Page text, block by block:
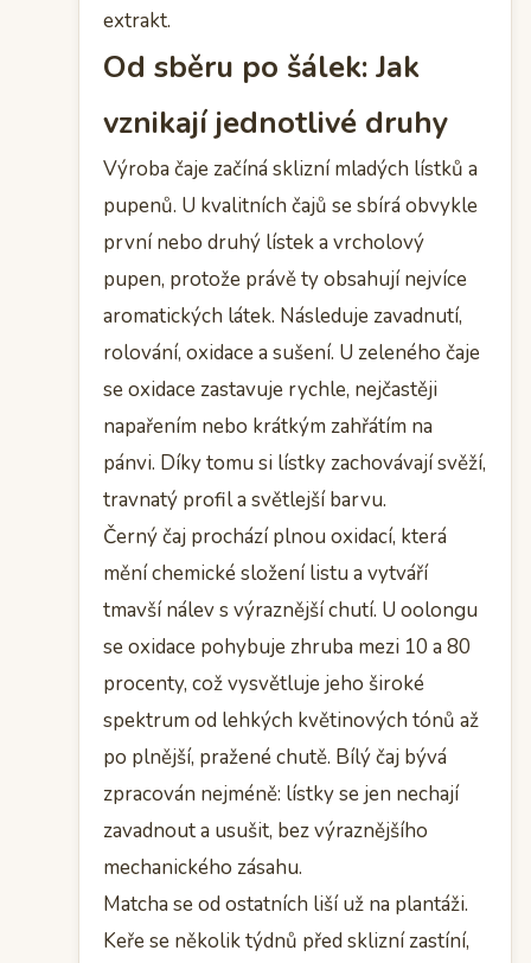
extrakt.
Od sběru po šálek: Jak
vznikají jednotlivé druhy
Výroba čaje začíná sklizní mladých lístků a
pupenů. U kvalitních čajů se sbírá obvykle
první nebo druhý lístek a vrcholový
pupen, protože právě ty obsahují nejvíce
aromatických látek. Následuje zavadnutí,
rolování, oxidace a sušení. U zeleného čaje
se oxidace zastavuje rychle, nejčastěji
napařením nebo krátkým zahřátím na
pánvi. Díky tomu si lístky zachovávají svěží,
travnatý profil a světlejší barvu.
Černý čaj prochází plnou oxidací, která
mění chemické složení listu a vytváří
tmavší nálev s výraznější chutí. U oolongu
se oxidace pohybuje zhruba mezi 10 a 80
procenty, což vysvětluje jeho široké
spektrum od lehkých květinových tónů až
po plnější, pražené chutě. Bílý čaj bývá
zpracován nejméně: lístky se jen nechají
zavadnout a usušit, bez výraznějšího
mechanického zásahu.
Matcha se od ostatních liší už na plantáži.
Keře se několik týdnů před sklizní zastíní,